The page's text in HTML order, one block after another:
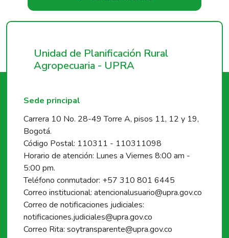
Unidad de Planificación Rural
Agropecuaria - UPRA
Sede principal
Carrera 10 No. 28-49 Torre A, pisos 11, 12 y 19,
Bogotá.
Código Postal: 110311 - 110311098
Horario de atención: Lunes a Viernes 8:00 am -
5:00 pm.
Teléfono conmutador: +57 310 801 6445
Correo institucional: atencionalusuario@upra.gov.co
Correo de notificaciones judiciales:
notificaciones.judiciales@upra.gov.co
Correo Rita: soytransparente@upra.gov.co